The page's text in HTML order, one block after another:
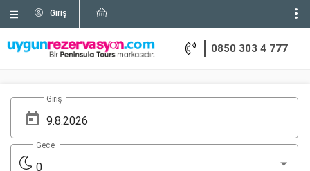
Giriş
0850 303 4 777
Giriş
0
Gece